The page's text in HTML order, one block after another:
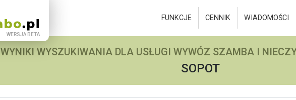
FUNKCJE CENNIK WIADOMOŚCI
WYNIKI WYSZUKIWANIA DLA USŁUGI WYWÓZ SZAMBA I
SOPOT